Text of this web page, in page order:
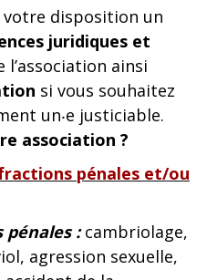
votre disposition un
juridiques et
l’association ainsi
si vous souhaitez
un‧e justiciable.
association ?
pénales et/ou
pénales : cambriolage,
agression sexuelle,